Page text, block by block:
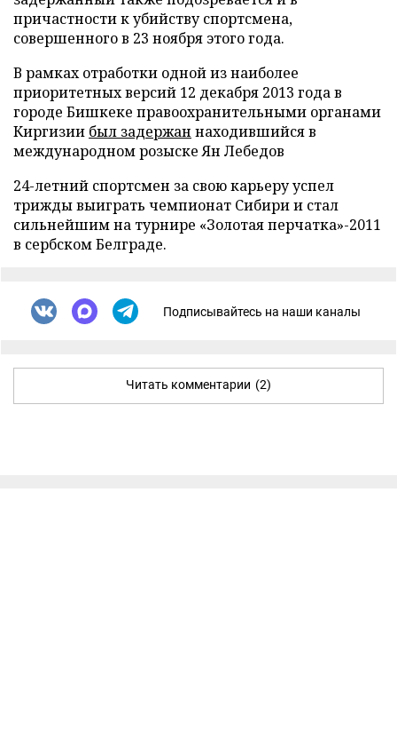
причастности к убийству спортсмена,
совершенного в 23 ноября этого года.
В рамках отработки одной из наиболее
приоритетных версий 12 декабря 2013 года в
городе Бишкеке правоохранительными органами
Киргизии был задержан находившийся в
международном розыске Ян Лебедов
24-летний спортсмен за свою карьеру успел
трижды выиграть чемпионат Сибири и стал
сильнейшим на турнире «Золотая перчатка»-2011
в сербском Белграде.
Подписывайтесь на наши каналы
Читать комментарии (2)